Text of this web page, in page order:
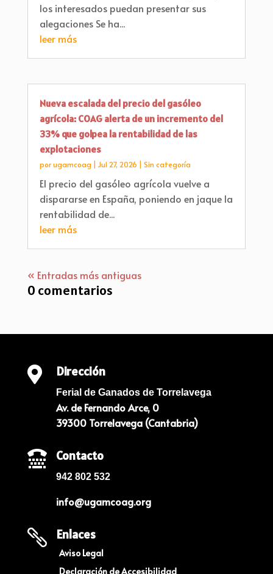
los interesados puedan presentar sus
alegaciones Se ha...
leer más
Nueva escalada del precio del gasóleo
agrícola: COAG alerta de un incremento del
33% que golpea la rentabilidad de las
explotaciones
porugamcoag Jul 27, 2026 Sin categoría
El precio del gasóleo agrícola vuelve a
dispararse en España, poniendo en jaque la
rentabilidad de...
leer más
« Entradas más antiguas
0 comentarios
 Dirección
Ferial de Ganados de Torrelavega
Av. de Fernando Arce, 0
39300 Torrelavega (Cantabria)
 Contacto
942 802 532
info@ugamcoag.org
 Enlaces
Aviso Legal
Declaración de Accesibilidad